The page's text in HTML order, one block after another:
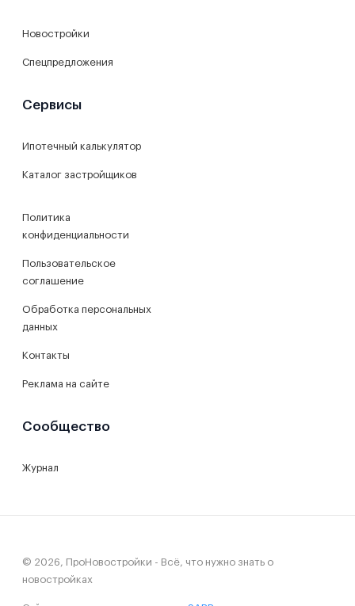
Новостройки
Спецпредложения
Сервисы
Ипотечный калькулятор
Каталог застройщиков
Политика
конфиденциальности
Пользовательское
соглашение
Обработка персональных
данных
Контакты
Реклама на сайте
Сообщество
Журнал
© 2026, ПроНовостройки - Всё, что нужно знать о
новостройках